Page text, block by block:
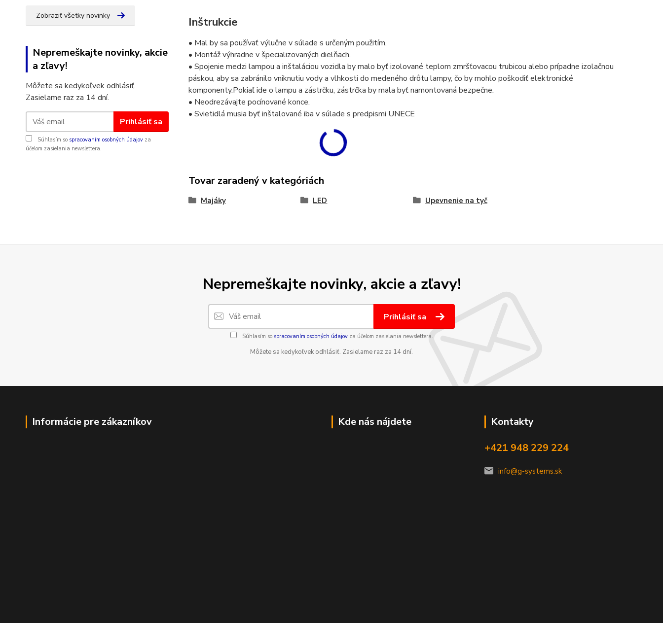
Zobraziť všetky novinky
Nepremeškajte novinky, akcie
a zľavy!
Môžete sa kedykoľvek odhlásiť.
Zasielame raz za 14 dní.
Prihlásiť sa
Súhlasím so spracovaním osobných údajov za
účelom zasielania newslettera.
Inštrukcie
• Mal by sa používať výlučne v súlade s určeným použitím.
• Montáž výhradne v špecializovaných dielňach.
• Spojenie medzi lampou a inštaláciou vozidla by malo byť izolované teplom zmršťovacou trubicou alebo prípadne izolačnou
páskou, aby sa zabránilo vniknutiu vody a vlhkosti do medeného drôtu lampy, čo by mohlo poškodiť elektronické
komponenty.Pokiaľ ide o lampu a zástrčku, zástrčka by mala byť namontovaná bezpečne.
• Neodrezávajte pocínované konce.
• Svietidlá musia byť inštalované iba v súlade s predpismi UNECE
Tovar zaradený v kategóriách
Majáky LED Upevnenie na tyč
Nepremeškajte novinky, akcie a zľavy!
Prihlásiť sa
Súhlasím so spracovaním osobných údajovza účelom zasielania newslettera.
Môžete sa kedykoľvek odhlásiť. Zasielame raz za 14 dní.
Informácie pre zákazníkov Kde nás nájdete
Kontakty
+421 948 229 224
info@g-systems.sk